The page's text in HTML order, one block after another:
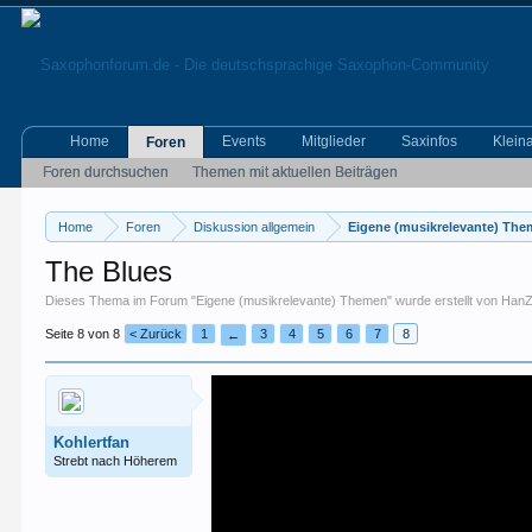
Home Foren Diskussion allgemein Eigene (musikrelevante)
The Blues
Dieses Thema im Forum "Eigene (musikrelevante) Themen" wurde erstellt von
Seite 8 von 8 < Zurück 1 ← 3 4 5 6 7 8
Kohlertfan
Strebt nach Höherem
Home
Foren
Foren durchsuchen
Themen mit aktuellen Beiträgen
Events Mitglieder Saxinfos